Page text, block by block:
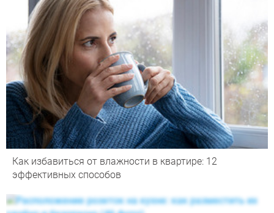
Как избавиться от влажности в квартире: 12
эффективных способов